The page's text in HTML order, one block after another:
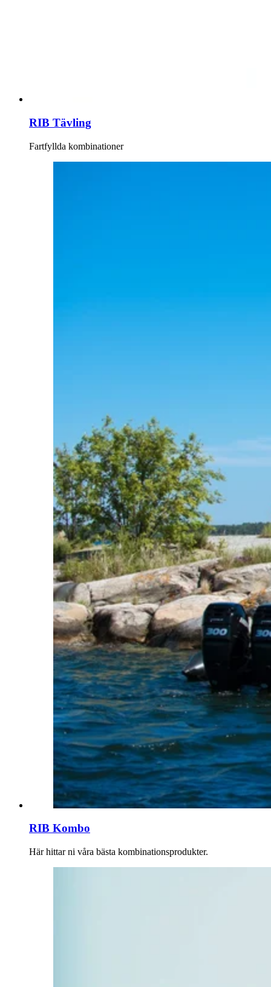
RIB Tävling
Fartfyllda kombinationer
RIB Kombo
Här hittar ni våra bästa kombinationsprodukter.